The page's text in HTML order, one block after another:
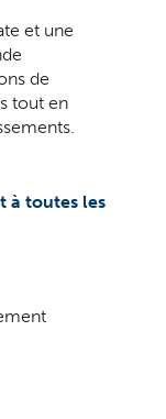
et une
de
tout en
à toutes les